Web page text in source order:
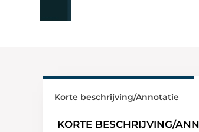
Korte beschrijving/Annotatie
KORTE BESCHRIJVING/